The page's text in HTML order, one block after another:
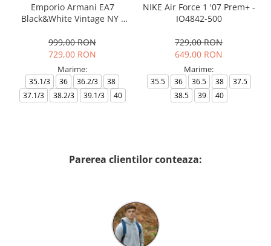
Emporio Armani EA7
Black&White Vintage NY -
999,00 RON
729,00 RON
Marime:
35.1/3 36 36.2/3
38
37.1/3
38.2/3 39.1/3 40
NIKE Air Force 1 '07 Prem+ -
IO4842-500
729,00 RON
649,00 RON
Marime:
35.5 36 36.5 38
37.5
38.5
39 40
Parerea clientilor conteaza: